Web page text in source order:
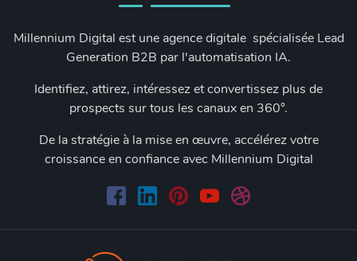
Millennium Digital est une agence digitale spécialisée Lead
Generation B2B par l'automatisation IA.
Identifiez, attirez, intéressez et convertissez plus de
prospects sur tous les canaux en 360°.
De la stratégie à la mise en œuvre, accélérez votre
croissance en confiance avec Millennium Digital